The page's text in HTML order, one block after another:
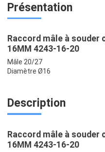
Présentation
Raccord mâle à souder
16MM 4243-16-20
Mâle 20/27
Diamètre Ø16
Description
Raccord mâle à souder
16MM 4243-16-20